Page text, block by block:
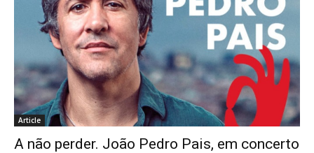
Article
A não perder. João Pedro Pais, em concerto